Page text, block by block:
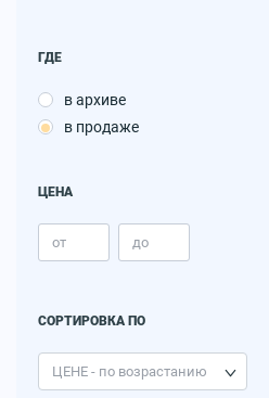
ГДЕ
в архиве
в продаже
ЦЕНА
СОРТИРОВКА ПО